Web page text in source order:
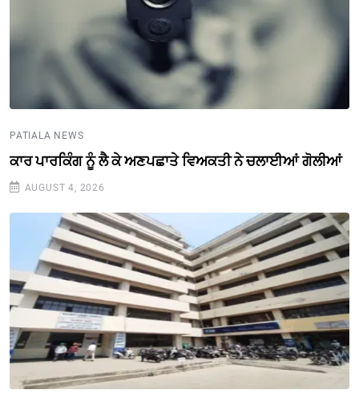
PATIALA NEWS
ਕਾਰ ਪਾਰਕਿੰਗ ਨੂੰ ਲੈ ਕੇ ਅਣਪਛਾਤੇ ਵਿਅਕਤੀ ਨੇ ਚਲਾਈਆਂ ਗੋਲੀਆਂ
AUGUST 4, 2026